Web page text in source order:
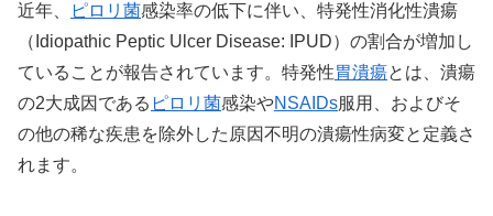
近年、 ピロリ菌感染率の低下に伴い、特発性消化性潰瘍
（Idiopathic Peptic Ulcer Disease: IPUD）の割合が増加し
ていることが報告されています。特発性胃潰瘍とは、潰瘍
の2大成因である ピロリ菌感染やNSAIDs服用、およびそ
の他の稀な疾患を除外した原因不明の潰瘍性病変と定義さ
れます。